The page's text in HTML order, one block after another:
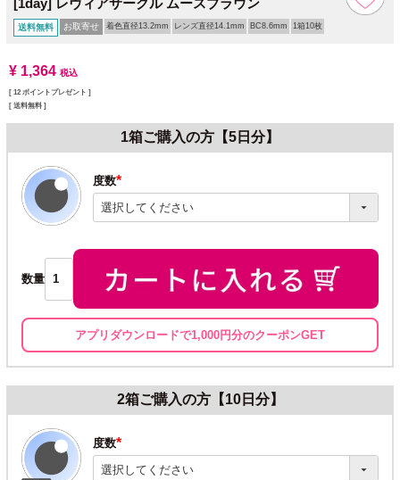
[1day] レヴィアサークル ムースブラウン
送料無料 お取寄せ 着色直径13.2mm レンズ直径14.1mm BC8.6mm 1箱10枚
¥ 1,364 税込
[ 12 ポイントプレゼント ]
送料無料
1箱ご購入の方【5日分】
度数
(必
須)
数量
アプリダウンロードで1,000円分のクーポンGET
2箱ご購入の方【10日分】
度数
(必
須)